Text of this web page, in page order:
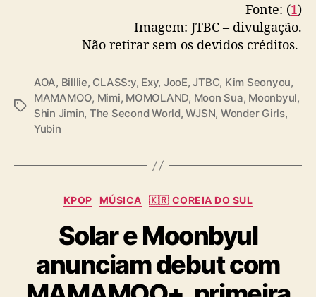
Fonte: (1)
Imagem: JTBC – divulgação.
Não retirar sem os devidos créditos.
T
AOA, Billlie, CLASS:y, Exy, JooE,JTBC, Kim Seonyou,
MAMAMOO, Mimi, MOMOLAND, Moon Sua, Moonbyul,
Shin Jimin, The Second World,WJSN, Wonder Girls,
Yubin
C
t
e
g
o
r
KPOP MÚSICA 🇰🇷 COREIA DO SUL
Solar e Moonbyul
anunciam debut com